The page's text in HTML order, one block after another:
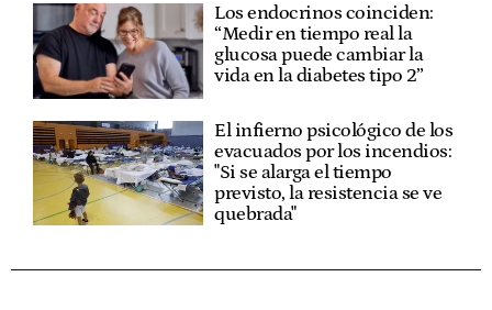
Los endocrinos coinciden:
“Medir en tiempo real la
glucosa puede cambiar la
vida en la diabetes tipo 2”
El infierno psicológico de los
evacuados por los incendios:
"Si se alarga el tiempo
previsto, la resistencia se ve
quebrada"